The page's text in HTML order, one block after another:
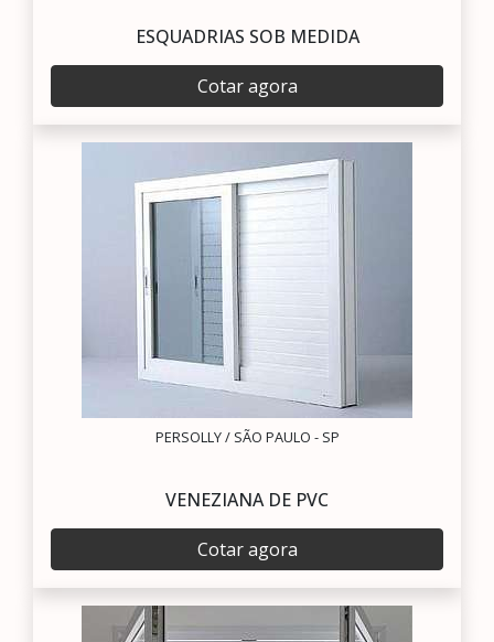
ESQUADRIAS SOB MEDIDA
Cotar agora
PERSOLLY / SÃO PAULO - SP
VENEZIANA DE PVC
Cotar agora